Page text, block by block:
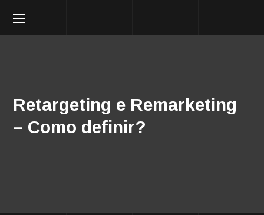
Retargeting e Remarketing
– Como definir?